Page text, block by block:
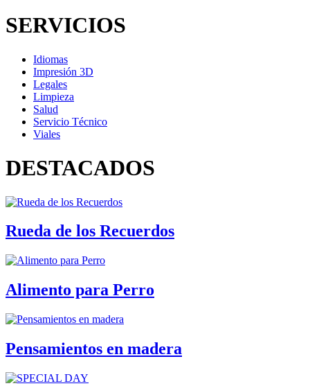
SERVICIOS
Idiomas
Impresión 3D
Legales
Limpieza
Salud
Servicio Técnico
Viales
DESTACADOS
Rueda de los Recuerdos
Alimento para Perro
Pensamientos en madera